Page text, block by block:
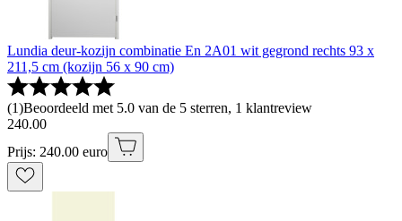
Lundia deur-kozijn combinatie En 2A01 wit gegrond rechts 93 x
211,5 cm (kozijn 56 x 90 cm)
(1)Beoordeeld met 5.0 van de 5 sterren, 1 klantreview
240.00
Prijs: 240.00 euro